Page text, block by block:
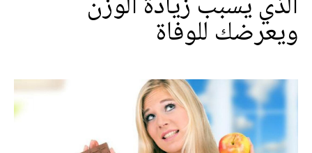
ويعرضك للوفاة